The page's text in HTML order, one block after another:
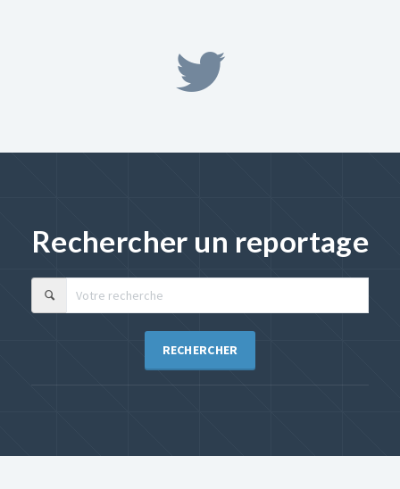
Rechercher un reportage
RECHERCHER